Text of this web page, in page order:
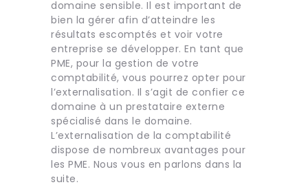
domaine sensible. Il est important de
bien la gérer afin d’atteindre les
résultats escomptés et voir votre
entreprise se développer. En tant que
PME, pour la gestion de votre
comptabilité, vous pourrez opter pour
l’externalisation. Il s’agit de confier ce
domaine à un prestataire externe
spécialisé dans le domaine.
L’externalisation de la comptabilité
dispose de nombreux avantages pour
les PME. Nous vous en parlons dans la
suite.